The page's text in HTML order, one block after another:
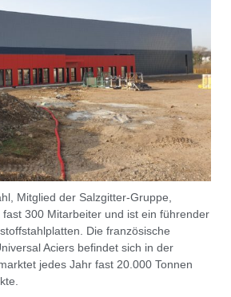
Mitglied der Salzgitter-Gruppe,
300 Mitarbeiter und ist ein führender
Die französische
Aciers befindet sich in der
jedes Jahr fast 20.000 Tonnen